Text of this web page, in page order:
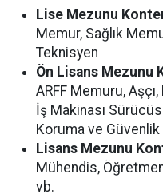
Lise Mezunu
Memur, Sağlık
Teknisyen
Ön Lisans Mezunu
ARFF Memuru,
İş Makinası
Koruma ve
Lisans Mezunu
Mühendis,
vb.